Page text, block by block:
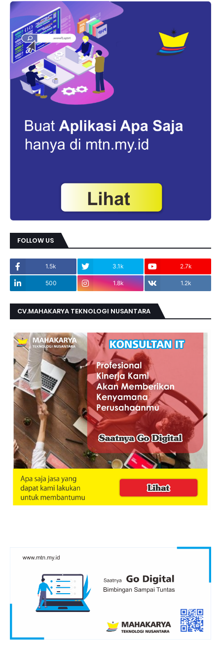
FOLLOW US
1.5k 3.1k 2.7k
500 1.8k 1.2k
CV.MAHAKARYA TEKNOLOGI NUSANTARA